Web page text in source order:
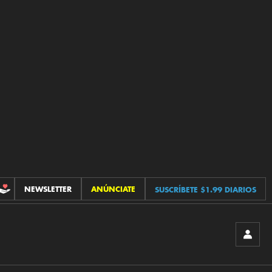
CONTRIBUCIONES
NEWSLETTER ANÚNCIATE SUSCRÍBETE $1.99 DIARIOS